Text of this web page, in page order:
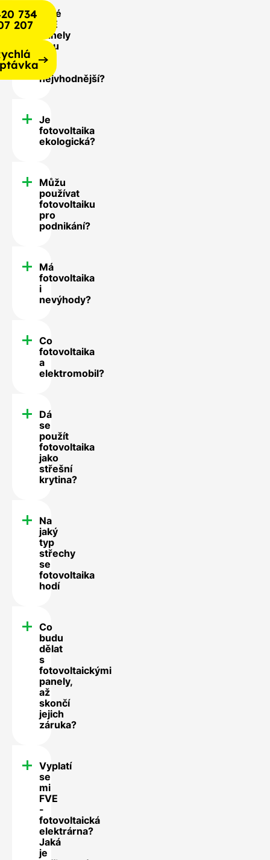
Jaké
FVE
panely
jsou
pro
nejvhodnější?
Je
fotovoltaika
ekologická?
Můžu
používat
fotovoltaiku
pro
podnikání?
Má
fotovoltaika
i
nevýhody?
Co
fotovoltaika
a
elektromobil?
Dá
se
použít
fotovoltaika
jako
střešní
krytina?
Na
jaký
typ
střechy
se
fotovoltaika
hodí
Co
budu
dělat
s
fotovoltaickými
panely,
až
skončí
jejich
záruka?
Vyplatí
se
mi
FVE
-
fotovoltaická
elektrárna?
Jaká
je
734
207